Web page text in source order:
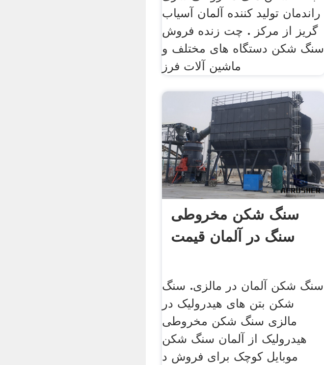
راندمان تولید کننده آلمان آسیاب
گریز از مرکز . چت زنده فروش
سنگ شکن دستگاه های مختلف و
ماشین آلات فرز
سنگ شکن مخروطی
سنگ در آلمان قیمت
سنگ شکن آلمان در مالزی. سنگ
شکن بتن های هیدرولیک در
مالزی سنگ شکن مخروطی
هیدرولیک از آلمان سنگ شکن
موبایل کوچک برای فروش د